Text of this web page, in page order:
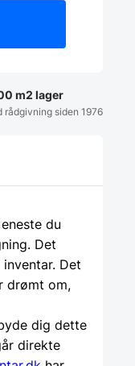
m2 lager
rådgivning siden 1976
du
Det
Det
drømt om,
dig dette
direkte